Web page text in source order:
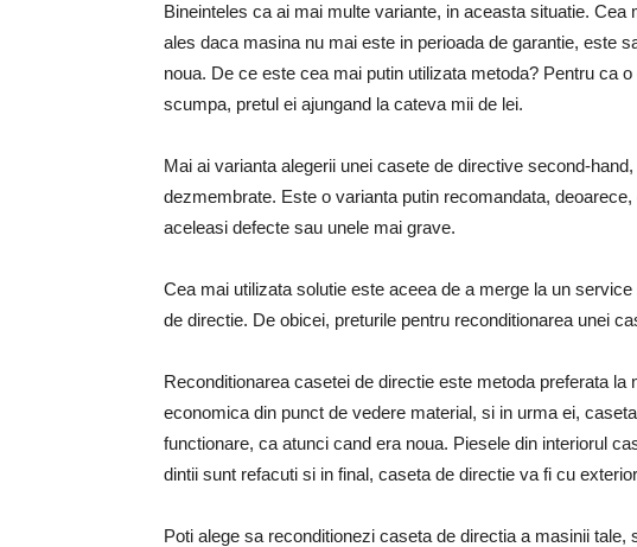
Bineinteles ca ai mai multe variante, in aceasta situatie.
ales daca masina nu mai este in perioada de garantie, este
noua. De ce este cea mai putin utilizata metoda? Pentru ca
scumpa, pretul ei ajungand la cateva mii de lei.
Mai ai varianta alegerii unei casete de directive second-
dezmembrate. Este o varianta putin recomandata,
aceleasi defecte sau unele mai grave.
Cea mai utilizata solutie este aceea de a merge la un
de directie. De obicei, preturile pentru reconditionarea unei
Reconditionarea casetei de directie este metoda preferata
economica din punct de vedere material, si in urma ei,
functionare, ca atunci cand era noua. Piesele din interiorul
dintii sunt refacuti si in final, caseta de directie va fi cu
Poti alege sa reconditionezi caseta de directia a masinii tale,